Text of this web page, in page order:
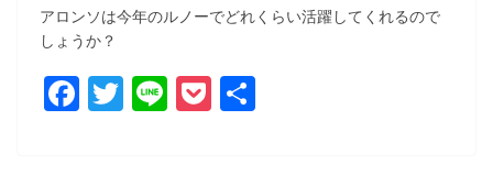
アロンソは今年のルノーでどれくらい活躍してくれるので
しょうか？
F T Li P